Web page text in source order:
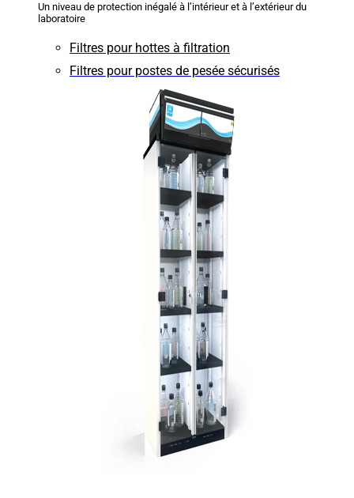
Un niveau de protection inégalé à l’intérieur et à l’extérieur du
laboratoire
Filtres pour hottes à filtration
Filtres pour postes de pesée sécurisés